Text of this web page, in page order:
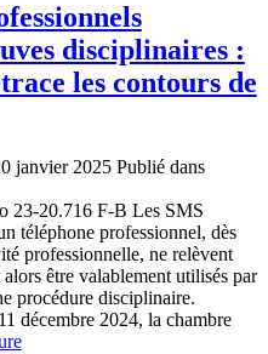
disciplinaires :
les contours de
janvier 2025Publié dans
23-20.716 F-B Les SMS
téléphone professionnel, dès
professionnelle, ne relèvent
être valablement utilisés par
procédure disciplinaire.
décembre 2024, la chambre